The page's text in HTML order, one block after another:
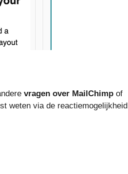
vragen over MailChimp of
weten via de reactiemogelijkheid